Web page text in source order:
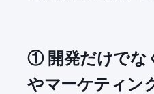
① 開発だけでな
やマーケティン